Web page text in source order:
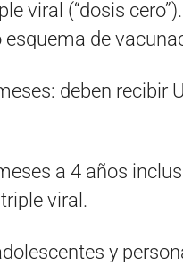
viral (“dosis
de
deben recibir
a 4 años
viral.
y